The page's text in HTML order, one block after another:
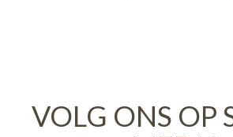
VOLG ONS OP